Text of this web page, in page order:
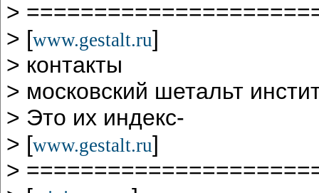
>
> [www.gestalt.ru]
> контакты
> московский шетальт
> Это их индекс-
> [www.gestalt.ru]
>